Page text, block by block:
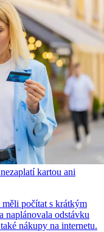
kartou ani
počítat s krátkým
naplánovala odstávku
nákupy na internetu.